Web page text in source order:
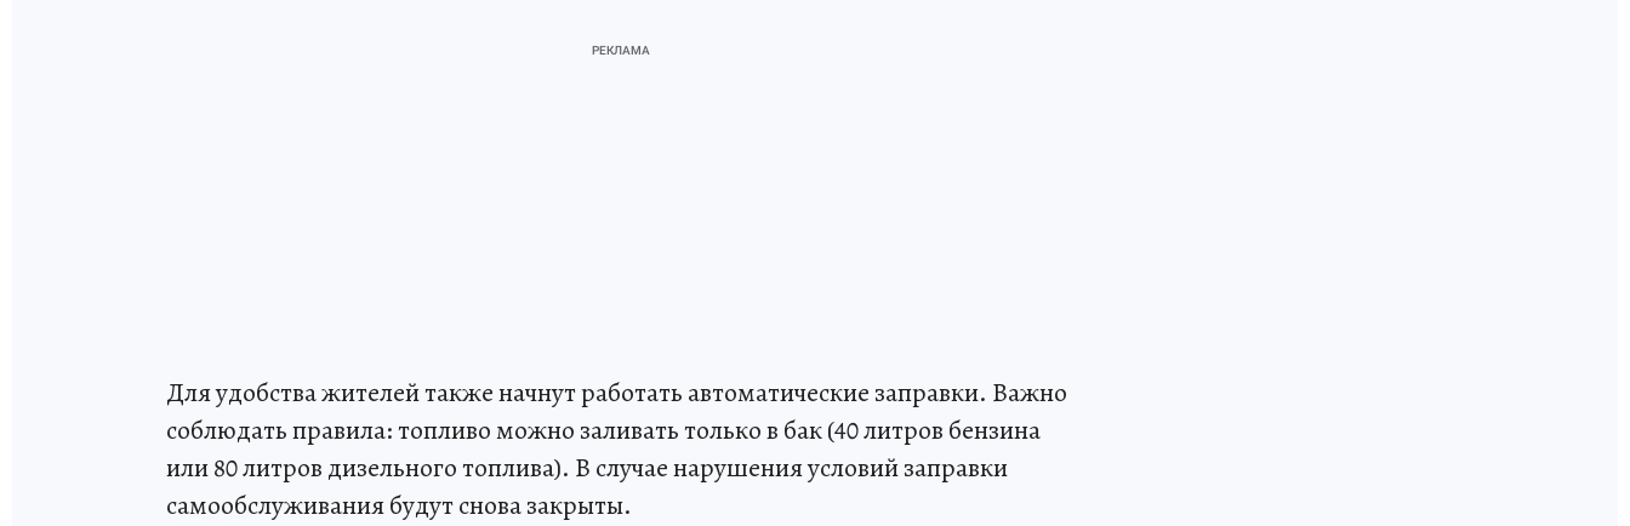
Для удобства жителей также начнут работать автоматические заправки. Важно
соблюдать правила: топливо можно заливать только в бак (40 литров бензина
или 80 литров дизельного топлива). В случае нарушения условий заправки
самообслуживания будут снова закрыты.